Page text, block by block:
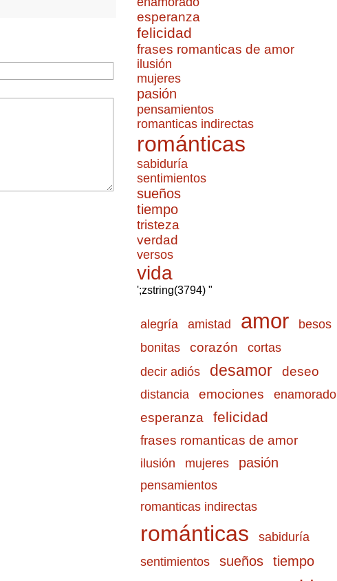
esperanza
felicidad
frases romanticas de amor
ilusión
mujeres
pasión
pensamientos
romanticas indirectas
románticas
sabiduría
sentimientos
sueños
tiempo
tristeza
verdad
versos
vida
';zstring(3794) "
alegría amistad amor besos
bonitas corazón cortas
decir adiós desamor deseo
distancia emociones enamorado
esperanza felicidad
frases romanticas de amor
ilusión mujeres pasión
pensamientos
romanticas indirectas
románticas
sabiduría
sentimientos
sueños tiempo